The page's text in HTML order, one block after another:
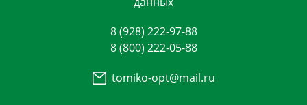
8 (928) 222-97-88
8 (800) 222-05-88
tomiko-opt@mail.ru